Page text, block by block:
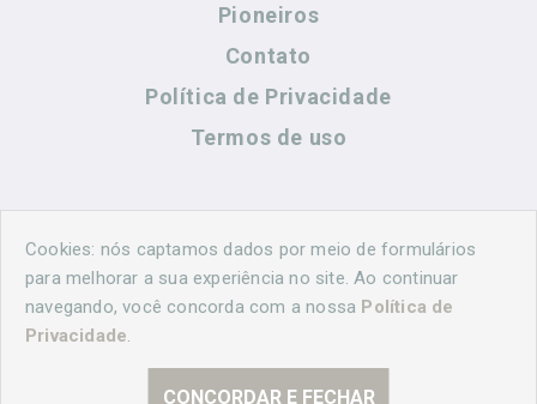
Pioneiros
Contato
Política de Privacidade
Termos de uso
Contato
(44) 99883-8883
Cookies: nós captamos dados por meio de formulários
para melhorar a sua experiência no site. Ao continuar
navegando, você concorda com a nossa Política de
Privacidade.
CONCORDAR E FECHAR